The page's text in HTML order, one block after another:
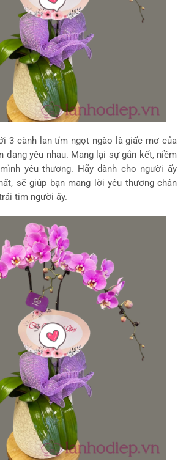
3 cành lan tím ngọt ngào là giấc mơ của
đang yêu nhau. Mang lại sự gắn kết, niềm
yêu thương. Hãy dành cho người ấy
sẽ giúp bạn mang lời yêu thương chân
tim người ấy.